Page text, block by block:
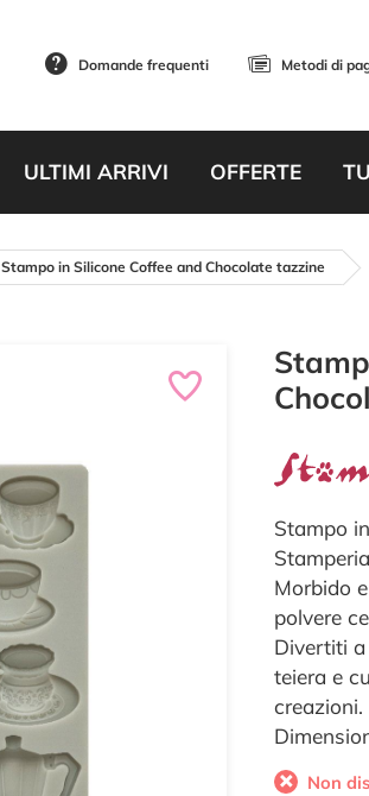
Domande frequenti Metodi di
ULTIMI ARRIVI OFFERTE
Stampo in Silicone Coffee and Chocolate tazzine
Stampo
Morbido
polvere
Divertiti
teiera e
creazioni.
Non